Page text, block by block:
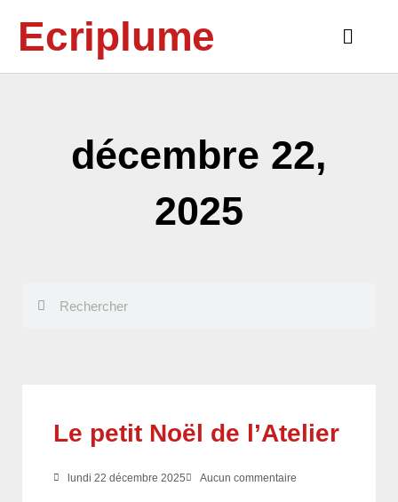
contenuEcriplume
Main
décembre 22,
2025
Le petit Noël de l’Atelier
lundi 22 décembre 2025 Aucun commentaire